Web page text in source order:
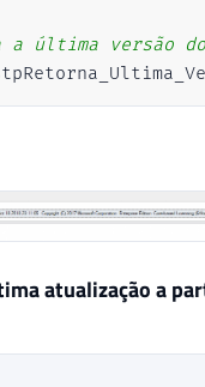
@Url = 'http://
sys.sp_OAMethod
@xml_versao_sql
VARCHAR(
a última versão
atualização a